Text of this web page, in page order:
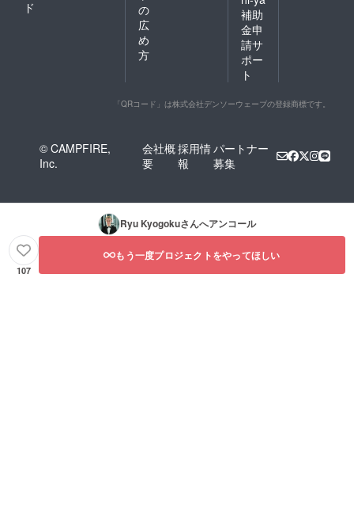
ド
の
広
め
方
補助
金申
請サ
ポー
ト
「QRコード」は株式会社デンソーウェーブの登録商標です。
© CAMPFIRE,
Inc.
会社概
要
採用情
報
パートナー
募集
Ryu Kyogokuさんへアンコール
107
もう一度プロジェクトをやってほしい